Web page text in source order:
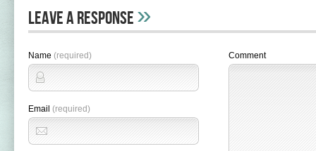
Leave A Response»
Name (required)
Email (required)
Comment